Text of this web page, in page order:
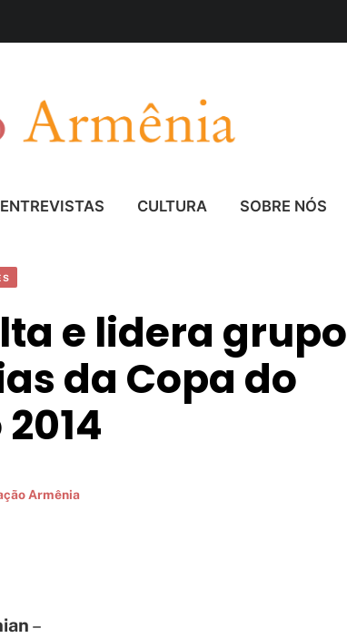
ENTREVISTAS CULTURA SOBRE NÓS
e lidera grupo
da Copa do
Armênia
–